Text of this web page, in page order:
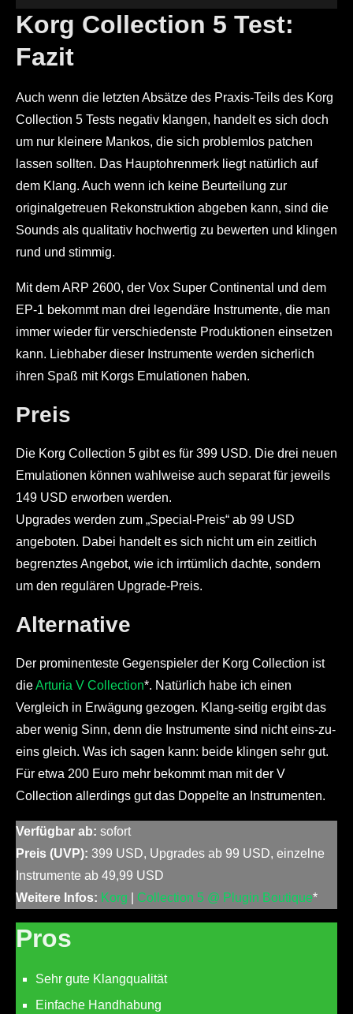
Korg Collection 5 Test:
Fazit
Auch wenn die letzten Absätze des Praxis-Teils des Korg
Collection 5 Tests negativ klangen, handelt es sich doch
um nur kleinere Mankos, die sich problemlos patchen
lassen sollten. Das Hauptohrenmerk liegt natürlich auf
dem Klang. Auch wenn ich keine Beurteilung zur
originalgetreuen Rekonstruktion abgeben kann, sind die
Sounds als qualitativ hochwertig zu bewerten und klingen
rund und stimmig.
Mit dem ARP 2600, der Vox Super Continental und dem
EP-1 bekommt man drei legendäre Instrumente, die man
immer wieder für verschiedenste Produktionen einsetzen
kann. Liebhaber dieser Instrumente werden sicherlich
ihren Spaß mit Korgs Emulationen haben.
Preis
Die Korg Collection 5 gibt es für 399 USD. Die drei neuen
Emulationen können wahlweise auch separat für jeweils
149 USD erworben werden.
Upgrades werden zum „Special-Preis“ ab 99 USD
angeboten. Dabei handelt es sich nicht um ein zeitlich
begrenztes Angebot, wie ich irrtümlich dachte, sondern
um den regulären Upgrade-Preis.
Alternative
Der prominenteste Gegenspieler der Korg Collection ist
dieArturia V Collection*. Natürlich habe ich einen
Vergleich in Erwägung gezogen. Klang-seitig ergibt das
aber wenig Sinn, denn die Instrumente sind nicht eins-zu-
eins gleich. Was ich sagen kann: beide klingen sehr gut.
Für etwa 200 Euro mehr bekommt man mit der V
Collection allerdings gut das Doppelte an Instrumenten.
Verfügbar ab: sofort
Preis (UVP): 399 USD, Upgrades ab 99 USD, einzelne
Instrumente ab 49,99 USD
Weitere Infos: Korg Collection 5 @ Plugin Boutique*
Pros
Sehr gute Klangqualität
Einfache Handhabung